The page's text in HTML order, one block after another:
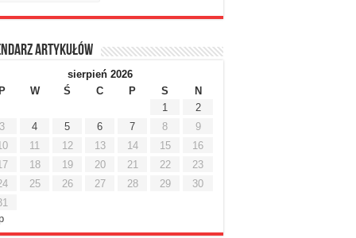
artykułów
sierpień 2026
P
W Ś C P S
N
1
2
3
4 5 6 7 8
9
11 12 13 14 15
16
18 19 20 21 22
23
25 26 27 28 29
30